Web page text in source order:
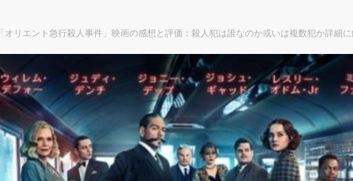
「オリエント急行殺人事件」映画の感想と評価：殺人犯は誰なのか或いは複数犯か詳細